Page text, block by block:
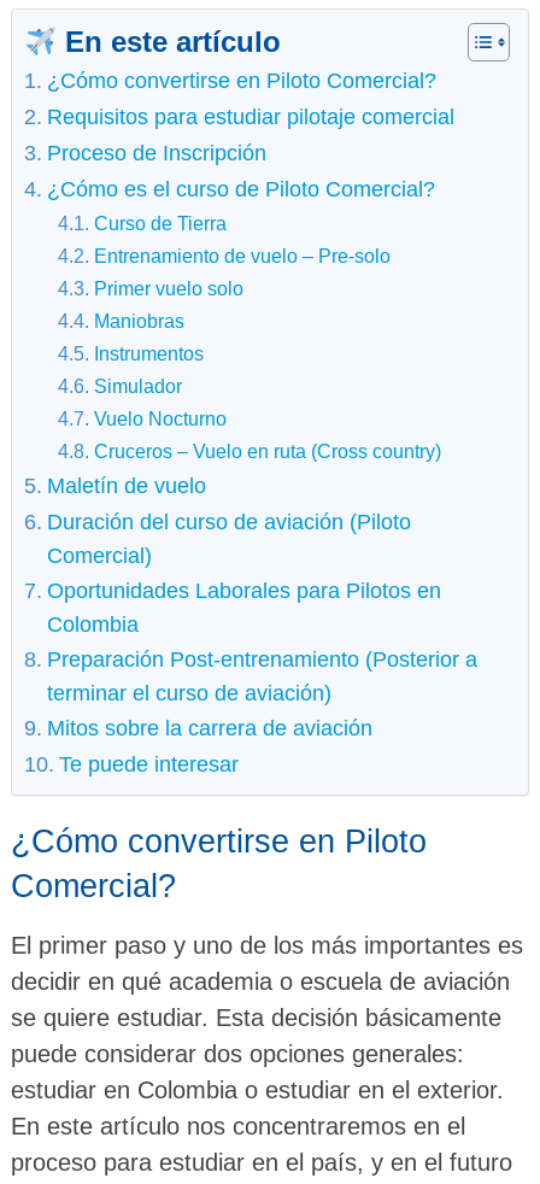
En este artículo
¿Cómo convertirse en Piloto Comercial?
Requisitos para estudiar pilotaje comercial
Proceso de Inscripción
¿Cómo es el curso de Piloto Comercial?
Curso de Tierra
Entrenamiento de vuelo – Pre-solo
Primer vuelo solo
Maniobras
Instrumentos
Simulador
Vuelo Nocturno
Cruceros – Vuelo en ruta (Cross country)
Maletín de vuelo
Duración del curso de aviación (Piloto
Comercial)
Oportunidades Laborales para Pilotos en
Colombia
Preparación Post-entrenamiento (Posterior a
terminar el curso de aviación)
Mitos sobre la carrera de aviación
Te puede interesar
¿Cómo convertirse en Piloto
Comercial?
El primer paso y uno de los más importantes es
decidir en qué academia o escuela de aviación
se quiere estudiar. Esta decisión básicamente
puede considerar dos opciones generales:
estudiar en Colombia o estudiar en el exterior.
En este artículo nos concentraremos en el
proceso para estudiar en el país, y en el futuro